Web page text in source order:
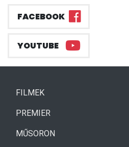
FACEBOOK
YOUTUBE
FILMEK(CURRENT)
PREMIER
MŰSORON